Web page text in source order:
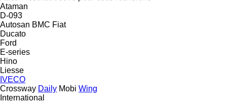
Ataman
D-093
Autosan BMC Fiat
Ducato
Ford
E-series
Hino
Liesse
IVECO
Crossway Daily Mobi Wing
International